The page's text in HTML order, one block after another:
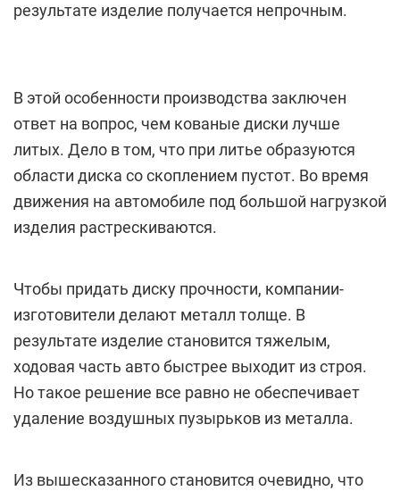
результате изделие получается непрочным.
В этой особенности производства заключен
ответ на вопрос, чем кованые диски лучше
литых. Дело в том, что при литье образуются
области диска со скоплением пустот. Во время
движения на автомобиле под большой нагрузкой
изделия растрескиваются.
Чтобы придать диску прочности, компании-
изготовители делают металл толще. В
результате изделие становится тяжелым,
ходовая часть авто быстрее выходит из строя.
Но такое решение все равно не обеспечивает
удаление воздушных пузырьков из металла.
Из вышесказанного становится очевидно, что